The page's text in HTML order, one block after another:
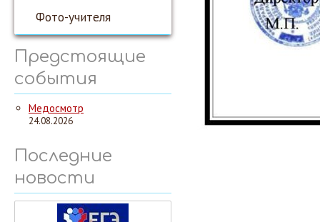
Фото-учителя
Предстоящие
события
Медосмотр
24.08.2026
Последние
новости